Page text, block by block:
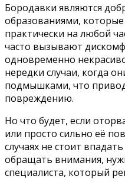
Бородавки являются
образованиями, которые
практически на любой
часто вызывают
одновременно
нередки случаи, когда
подмышками, что
повреждению.
Но что будет, если
или просто сильно её
случаях не стоит
обращать внимания,
специалиста, который